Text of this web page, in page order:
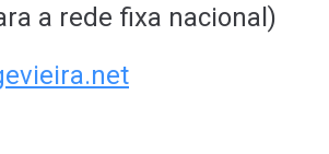
a rede fixa nacional)